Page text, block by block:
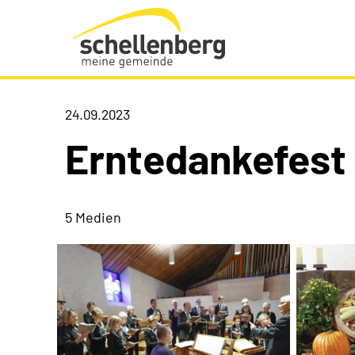
Gemeinde Schellenberg Startseite
24.09.2023
Erntedankefest
5 Medien